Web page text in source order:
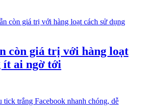
còn giá trị với hàng loạt
ít ai ngờ tới